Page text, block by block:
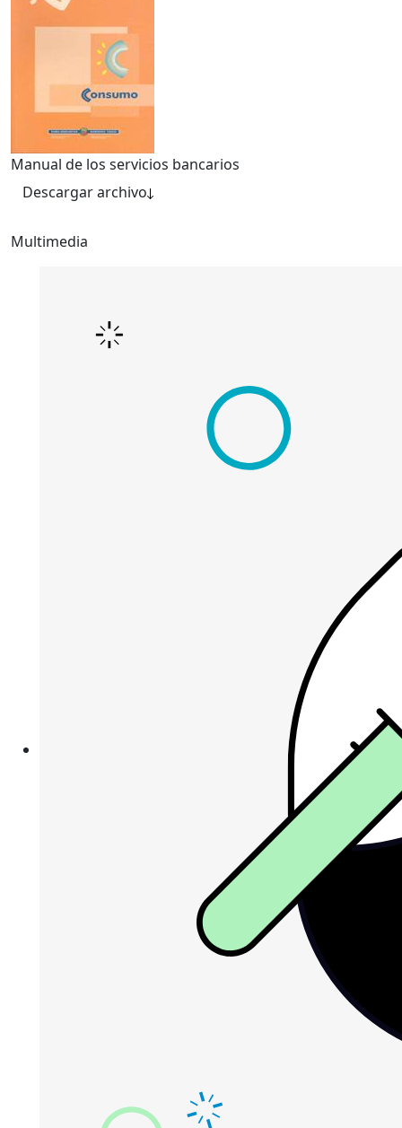
Manual de los servicios bancarios
Descargar archivo
Multimedia